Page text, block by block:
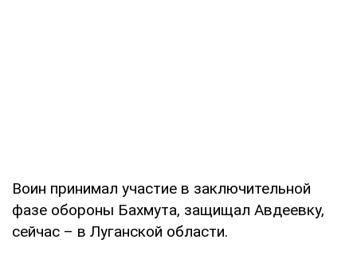
Воин принимал участие в заключительной
фазе обороны Бахмута, защищал Авдеевку,
сейчас – в Луганской области.